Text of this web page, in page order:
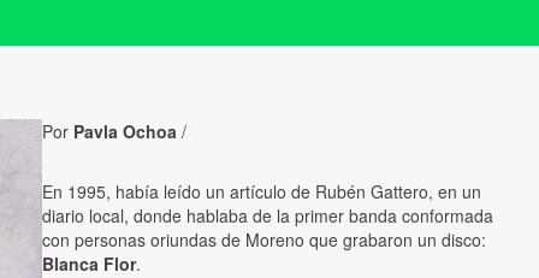
Por Pavla Ochoa /
En 1995, había leído un artículo de Rubén Gattero, en un
diario local, donde hablaba de la primer banda conformada
con personas oriundas de Moreno que grabaron un disco:
Blanca Flor.